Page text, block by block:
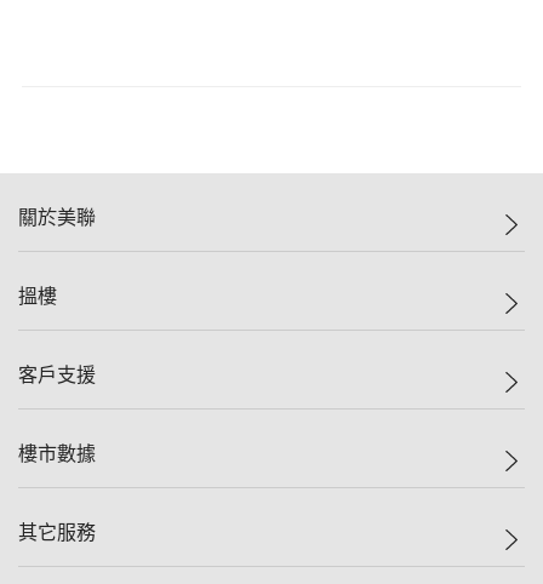
關於美聯
美聯集團
人才招募
搵樓
一手新盤
減價
美聯豪宅
獨家樓盤
客戶支援
自助放盤
查詢熱線
樓市數據
樓價指數
其它服務